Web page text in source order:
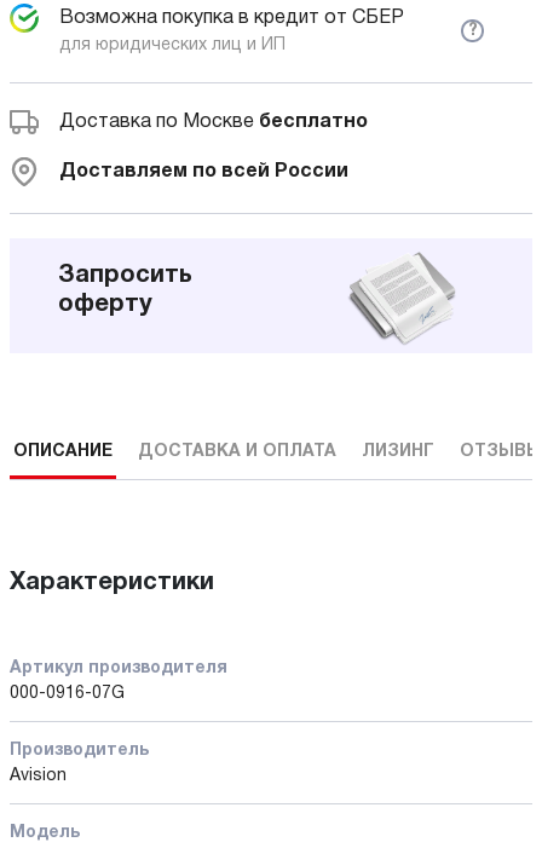
Возможна покупка в кредит от СБЕР
для юридических лиц и ИП
?
Доставка по Москве бесплатно
Доставляем по всей России
Запросить
оферту
ОПИСАНИЕ ДОСТАВКА И ОПЛАТА ЛИЗИНГ
Характеристики
Артикул производителя
000-0916-07G
Производитель
Avision
Модель